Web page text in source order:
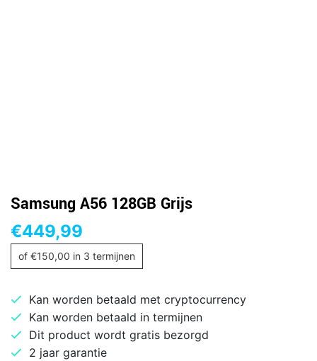
Samsung A56 128GB Grijs
€449,99
of €150,00 in 3 termijnen
Kan worden betaald met cryptocurrency
Kan worden betaald in termijnen
Dit product wordt gratis bezorgd
2 jaar garantie